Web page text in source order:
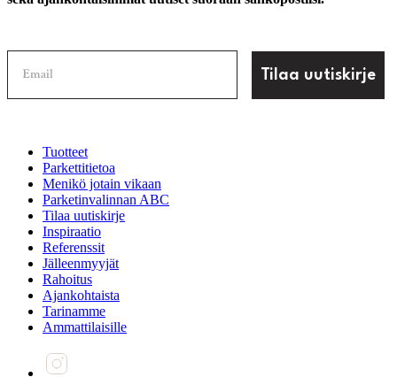
Tilaa uutiskirje
Tuotteet
Parkettitietoa
Menikö jotain vikaan
Parketinvalinnan ABC
Tilaa uutiskirje
Inspiraatio
Referenssit
Jälleenmyyjät
Rahoitus
Ajankohtaista
Tarinamme
Ammattilaisille